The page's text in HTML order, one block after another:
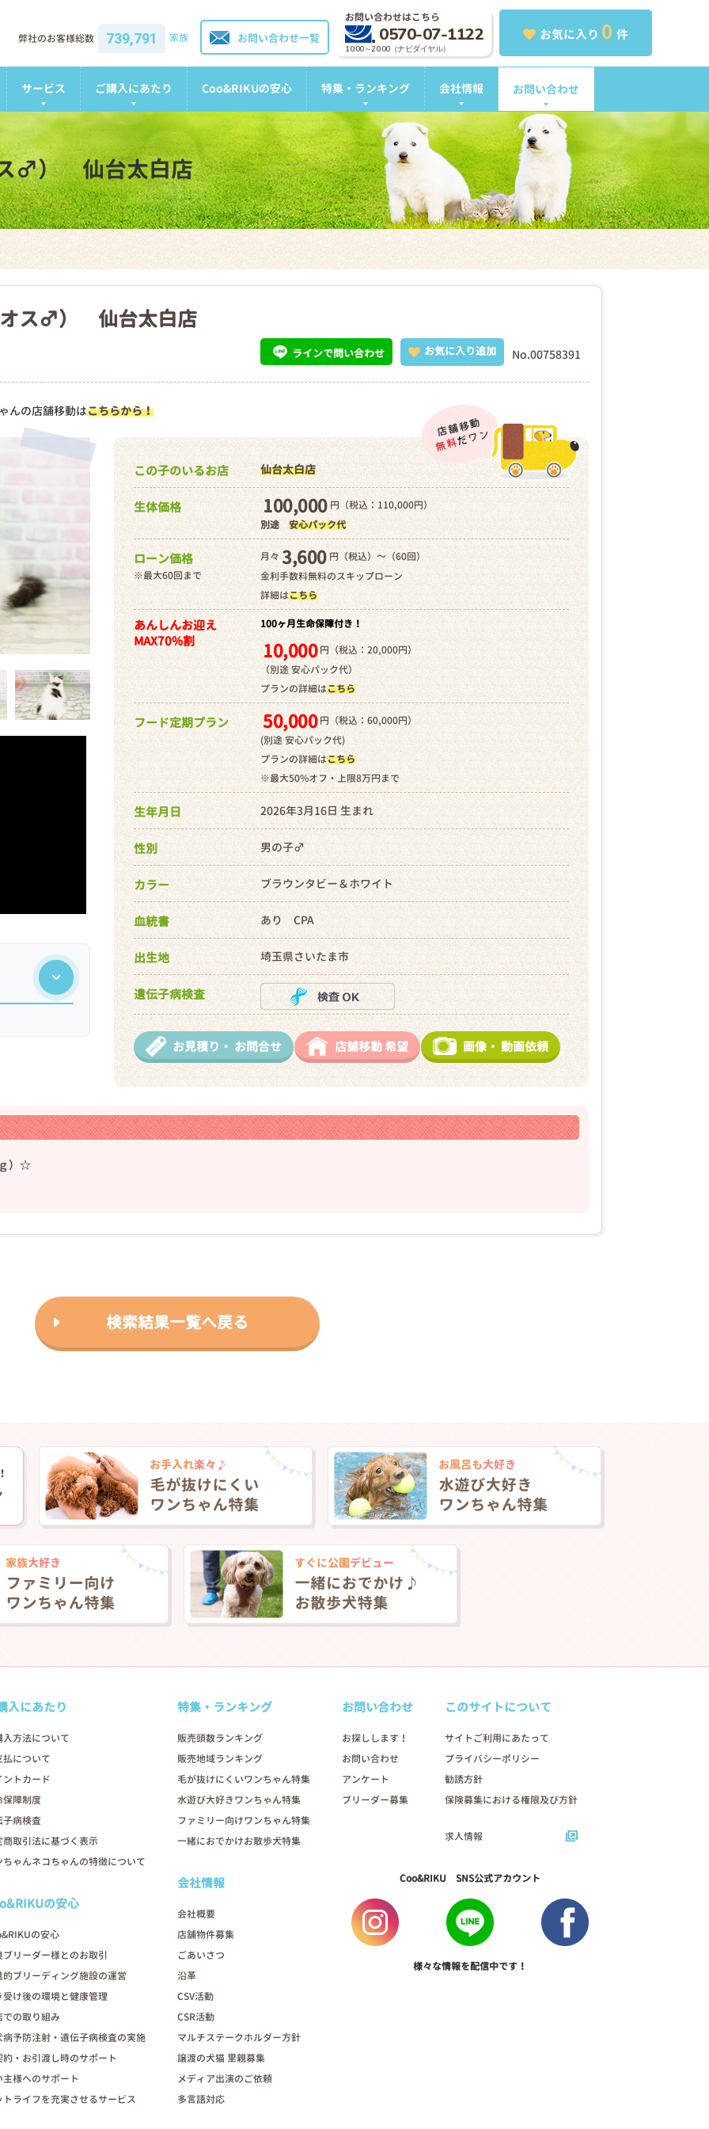
お気に入り 0 件
お問い合わせはこちら
0570-07-1122
10:00～20:00（ナビダイヤル）
お問い合わせ一覧
弊社のお客様総数 739,791 家族
サービス ご購入にあたり Coo&RIKUの安心 特集・ランキング 会社情報 お問い合わせ
♂） 仙台太白店
オス♂） 仙台太白店
No.00758391
お気に入り追加
ラインで問い合わせ
んの店舗移動はこちらから！
この子のいるお店 仙台太白店
生体価格 100,000 円（税込：110,000円）
別途 安心パック代
ローン価格
※最大60回まで
月々 3,600 円（税込）～（60回）
金利手数料無料のスキップローン
詳細はこちら
あんしんお迎え
MAX70%割
100ヶ月生命保障付き！
10,000 円（税込：20,000円）
（別途 安心パック代）
プランの詳細はこちら
フード定期プラン 50,000 円（税込：60,000円）
(別途 安心パック代)
プランの詳細はこちら
※最大50%オフ・上限8万円まで
生年月日 2026年3月16日 生まれ
性別 男の子♂
カラー ブラウンタビー＆ホワイト
血統書 あり CPA
出生地 埼玉県さいたま市
遺伝子病検査
お見積り・ お問合せ 店舗移動希望 画像・ 動画依頼
）☆
検索結果一覧へ戻る
入にあたり
入方法について
払について
ントカード
保障制度
子病検査
商取引法に基づく表示
ちゃんネコちゃんの特徴について
の安心
の安心
ブリーダー様とのお取引
的ブリーディング施設の運営
受け後の環境と健康管理
での取り組み
病予防注射・遺伝子病検査の実施
約・お引渡し時のサポート
主様へのサポート
トライフを充実させるサービス
特集・ランキング
販売頭数ランキング
販売地域ランキング
毛が抜けにくいワンちゃん特集
水遊び大好きワンちゃん特集
ファミリー向けワンちゃん特集
一緒におでかけお散歩犬特集
会社情報
会社概要
店舗物件募集
ごあいさつ
沿革
CSV活動
CSR活動
マルチステークホルダー方針
譲渡の犬猫 里親募集
メディア出演のご依頼
多言語対応
お問い合わせ
お探しします！
お問い合わせ
アンケート
ブリーダー募集
このサイトについて
サイトご利用にあたって
プライバシーポリシー
勧誘方針
保険募集における権限及び方針
求人情報
Coo&RIKU SNS公式アカウント
様々な情報を配信中です！